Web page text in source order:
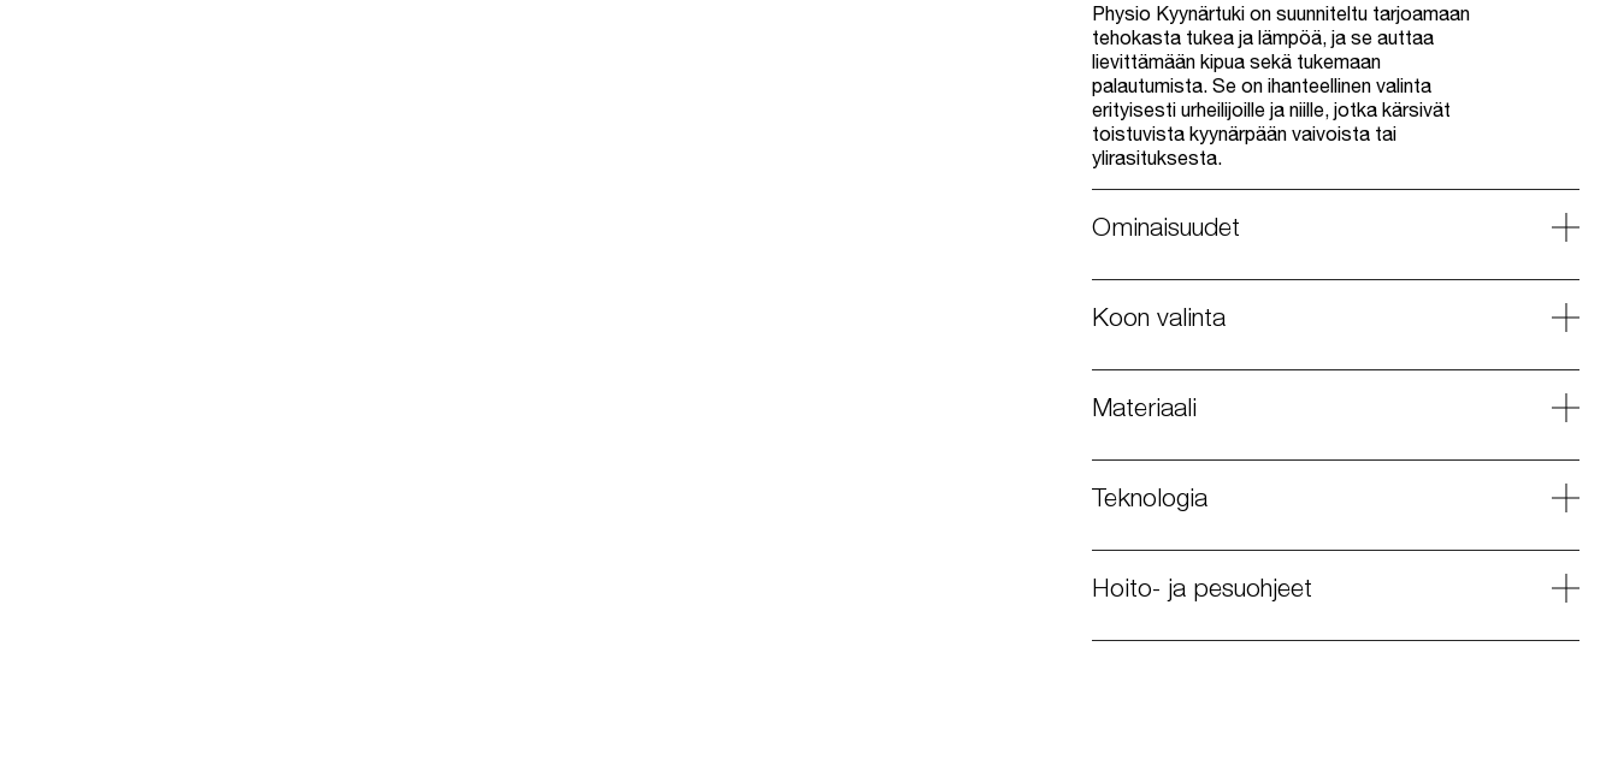
Physio Kyynärtuki on suunniteltu tarjoamaan
tehokasta tukea ja lämpöä, ja se auttaa
lievittämään kipua sekä tukemaan
palautumista. Se on ihanteellinen valinta
erityisesti urheilijoille ja niille, jotka kärsivät
toistuvista kyynärpään vaivoista tai
ylirasituksesta.
Ominaisuudet
Koon valinta
Materiaali
Teknologia
Hoito- ja pesuohjeet